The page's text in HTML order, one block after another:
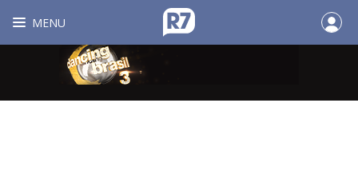
MENU